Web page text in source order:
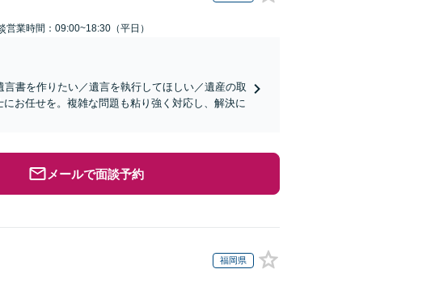
営業時間：09:00~18:30（平日）
書を作りたい／遺言を執行してほしい／遺産の取
お任せを。複雑な問題も粘り強く対応し、解決に
メールで面談予約
福岡県